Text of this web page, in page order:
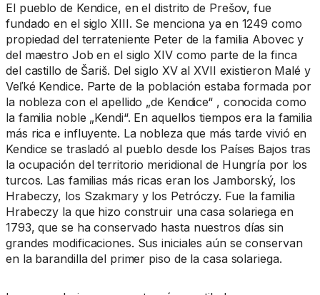
El pueblo de Kendice, en el distrito de Prešov, fue
fundado en el siglo XIII. Se menciona ya en 1249 como
propiedad del terrateniente Peter de la familia Abovec y
del maestro Job en el siglo XIV como parte de la finca
del castillo de Šariš. Del siglo XV al XVII existieron Malé y
Veľké Kendice. Parte de la población estaba formada por
la nobleza con el apellido „de Kendice“ , conocida como
la familia noble „Kendi“. En aquellos tiempos era la familia
más rica e influyente. La nobleza que más tarde vivió en
Kendice se trasladó al pueblo desde los Países Bajos tras
la ocupación del territorio meridional de Hungría por los
turcos. Las familias más ricas eran los Jamborský, los
Hrabeczy, los Szakmary y los Petróczy. Fue la familia
Hrabeczy la que hizo construir una casa solariega en
1793, que se ha conservado hasta nuestros días sin
grandes modificaciones. Sus iniciales aún se conservan
en la barandilla del primer piso de la casa solariega.